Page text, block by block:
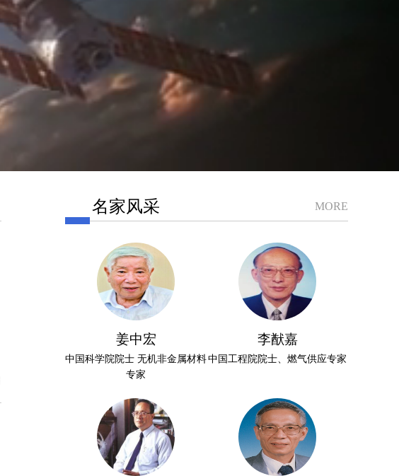
名家风采 MORE
姜中宏
中国科学院院士 无机非金属材料
专家
李猷嘉
中国工程院院士、燃气供应专家